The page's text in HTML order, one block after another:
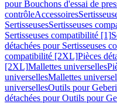
pour Bouchons d'essai de
contrôleAccessoires
SertisseusesSertisseuses
Sertisseuses compatibilité [1]
détachées pour Sertisseuses
compatibilité [2XL]Pièces
[2XL]Mallettes universelles
universellesMallettes
universellesOutils pour
détachées pour Outils pour